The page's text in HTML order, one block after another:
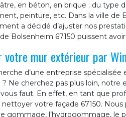
en béton, en brique ; du type
peinture, etc. Dans la ville de
a décidé d’ajuster nos
Bolsenheim 67150 puissent
votre mur extérieur par
d’une entreprise
? Ne cherchez pas plus loin,
faut. En effet, en tant que
votre façade 67150.
gommage, l’hydrogommage, le